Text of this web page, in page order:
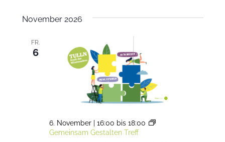
November 2026
FR.
6
6. November | 16:00 bis 18:00
Gemeinsam Gestalten Treff